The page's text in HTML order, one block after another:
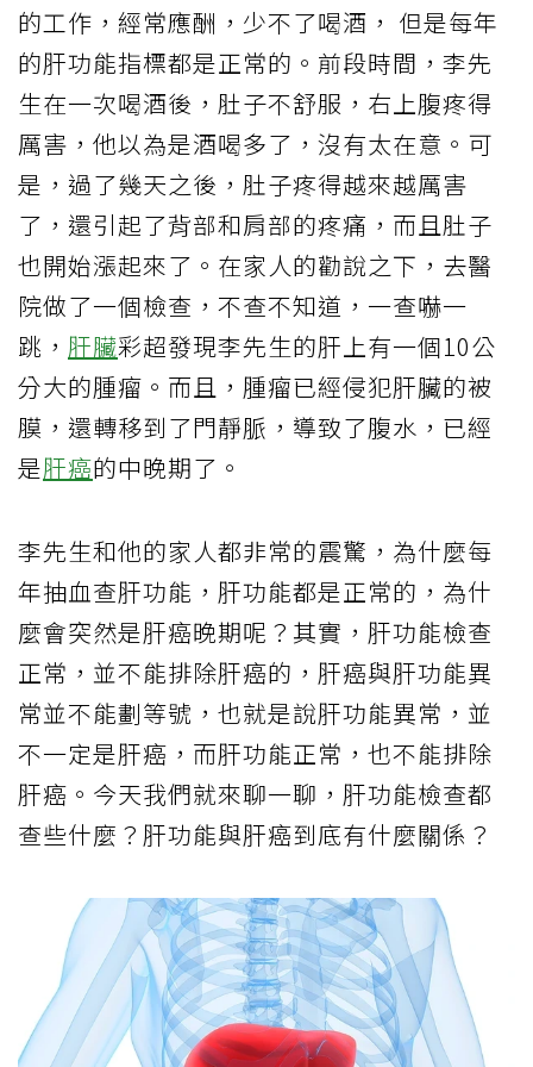
的工作，經常應酬，少不了喝酒， 但是每年
的肝功能指標都是正常的。前段時間，李先
生在一次喝酒後，肚子不舒服，右上腹疼得
厲害，他以為是酒喝多了，沒有太在意。可
是，過了幾天之後，肚子疼得越來越厲害
了，還引起了背部和肩部的疼痛，而且肚子
也開始漲起來了。在家人的勸說之下，去醫
院做了一個檢查，不查不知道，一查嚇一
跳， 肝臟彩超發現李先生的肝上有一個10公
分大的腫瘤。而且，腫瘤已經侵犯肝臟的被
膜，還轉移到了門靜脈，導致了腹水，已經
是肝癌的中晚期了。
李先生和他的家人都非常的震驚，為什麼每
年抽血查肝功能，肝功能都是正常的，為什
麼會突然是肝癌晚期呢？其實，肝功能檢查
正常，並不能排除肝癌的，肝癌與肝功能異
常並不能劃等號，也就是說肝功能異常，並
不一定是肝癌，而肝功能正常，也不能排除
肝癌。今天我們就來聊一聊，肝功能檢查都
查些什麼？肝功能與肝癌到底有什麼關係？